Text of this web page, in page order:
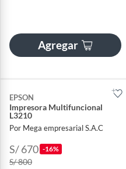
Agregar
EPSON
Impresora Multifuncional
L3210
Por Mega empresarial S.A.C
S/ 670 -16%
S/ 800